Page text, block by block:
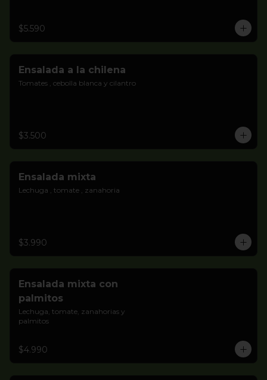
$5.590
Ensalada a la chilena
Tomates , cebolla blanca y cilantro
$3.500
Ensalada mixta
Lechuga , tomate , zanahoria
$3.990
Ensalada mixta con
palmitos
Lechuga, tomate, zanahorias y
palmitos
$4.990